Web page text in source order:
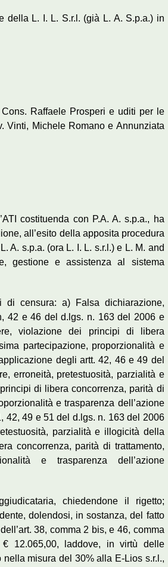
L. I. L. S.r.l. (già L. A. S.p.a.) in
Raffaele Prosperi e uditi per le
Vinti, Michele Romano e Annunziata
costituenda con P.A. A. s.p.a., ha
all’esito della apposita procedura
A. s.p.a. (ora L. I. L. s.r.l.) e L. M. and
gestione e assistenza al sistema
di censura: a) Falsa dichiarazione,
42 e 46 del d.lgs. n. 163 del 2006 e
violazione dei principi di libera
partecipazione, proporzionalità e
degli artt. 42, 46 e 49 del
erroneità, pretestuosità, parzialità e
di libera concorrenza, parità di
e trasparenza dell’azione
42, 49 e 51 del d.lgs. n. 163 del 2006
parzialità e illogicità della
concorrenza, parità di trattamento,
e trasparenza dell’azione
chiedendone il rigetto;
dolendosi, in sostanza, del fatto
38, comma 2 bis, e 46, comma
12.065,00, laddove, in virtù delle
misura del 30% alla E-Lios s.r.l.,